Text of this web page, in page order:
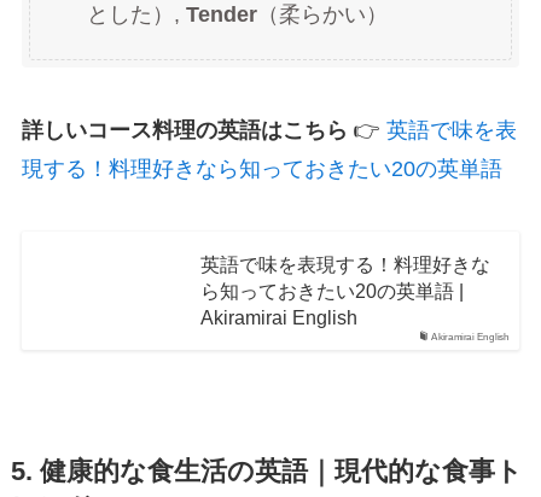
とした）, Tender（柔らかい）
詳しいコース料理の英語はこちら 👉 英語で味を表
現する！料理好きなら知っておきたい20の英単語
Akiramirai English
英語で味を表現する！料理好きな
ら知っておきたい20の英単語 |
Akiramirai English
5. 健康的な食生活の英語｜現代的な食事ト